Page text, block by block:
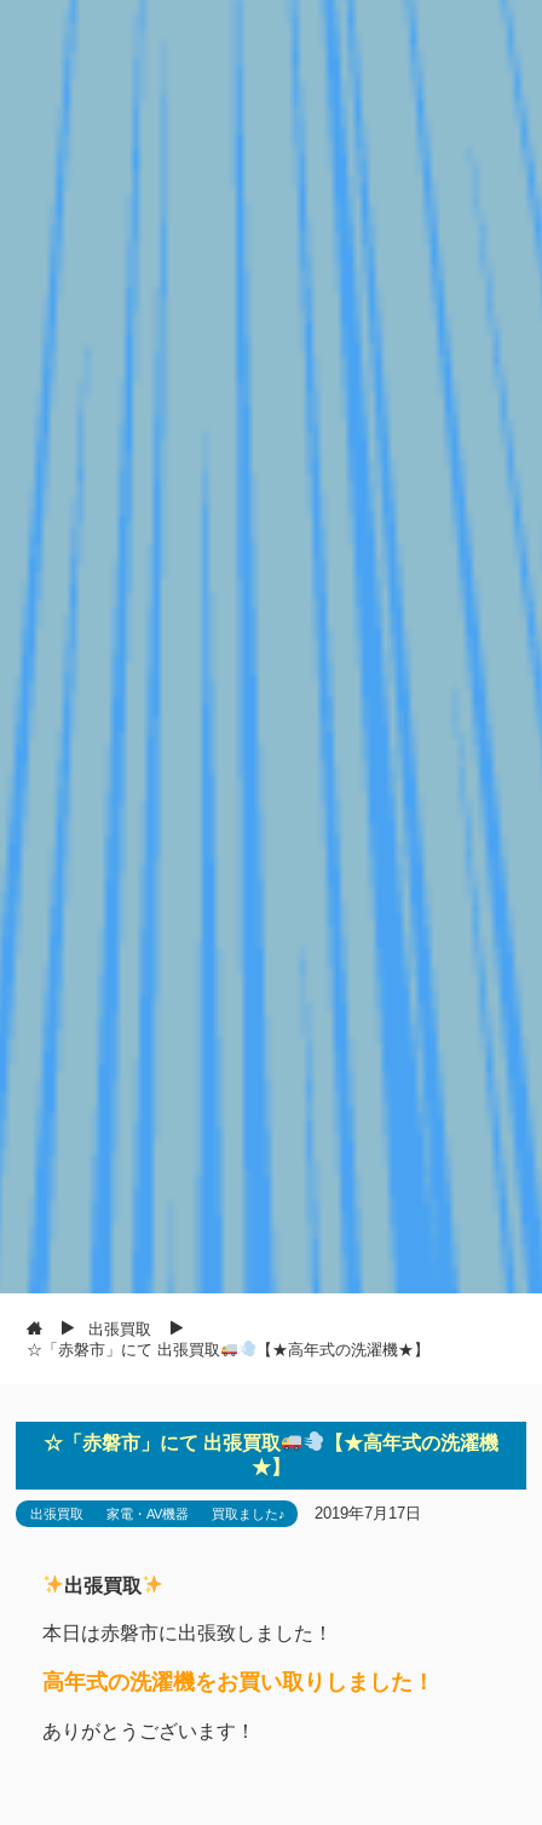
出張買取
☆「赤磐市」にて 出張買取
【★高年式の洗濯機★】
☆「赤磐市」にて 出張買取
【★高年式の洗濯機
★】
出張買取 家電・AV機器 買取ました♪ 2019年7月17日
出張買取
本日は赤磐市に出張致しました！
高年式の洗濯機をお買い取りしました！
ありがとうございます！